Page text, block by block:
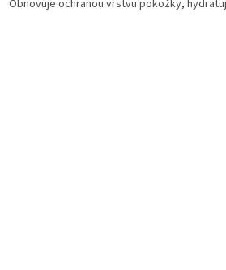
Obnovuje ochranou vrstvu pokožky,